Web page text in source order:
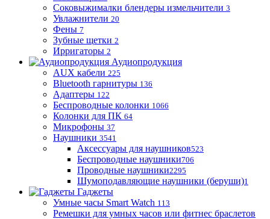
Соковыжималки блендеры измельчители 3
Увлажнители 20
Фены 7
Зубные щетки 2
Ирригаторы 2
Аудиопродукция
AUX кабели 225
Bluetooth гарнитуры 136
Адаптеры 122
Беспроводные колонки 1066
Колонки для ПК 64
Микрофоны 37
Наушники 3541
Аксессуары для наушников523
Беспроводные наушники706
Проводные наушники2295
Шумоподавляющие наушники (беруши)1
Гаджеты
Умные часы Smart Watch 113
Ремешки для умных часов или фитнес браслетов